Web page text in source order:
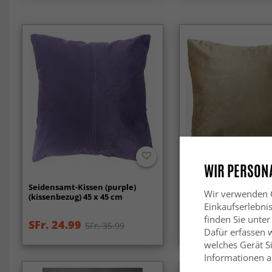
Seidensamt-Kissen (purple)
(kissenbezug) 45 x 45 cm
SFr. 24.99 SFr. 35.99 SFr. 13.99 SFr.
WIR
Wir verwenden
finden Sie unter
Dafür erfassen
welches Gerät
Informationen